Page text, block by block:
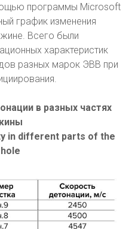
программы Microsoft
график изменения
Всего были
характеристик
разных марок ЭВВ при
в разных частях
in different parts of the